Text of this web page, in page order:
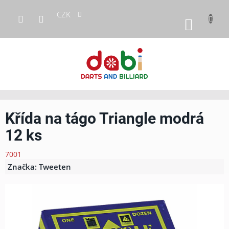
obsah
CZK
KOŠÍK
Křída na tágo Triangle modrá
12 ks
7001
Značka: Tweeten